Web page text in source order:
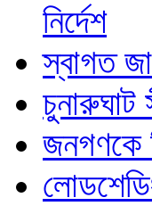
নির্দেশ
স্বাগত
জনগণকে